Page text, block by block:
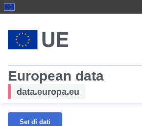
European data
data.europa.eu
Set di dati